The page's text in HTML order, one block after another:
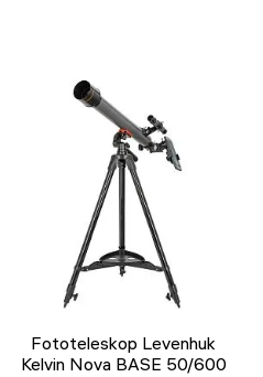
Fototeleskop Levenhuk
Kelvin Nova BASE 50/600